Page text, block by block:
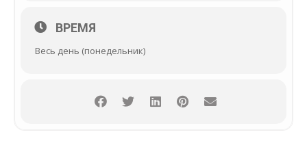
ВРЕМЯ
Весь день (понедельник)